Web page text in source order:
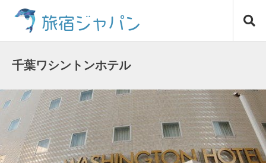
ス
キ
プ
旅宿ジャパン
千葉ワシントンホテル